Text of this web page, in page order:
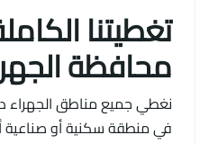
تغطيتنا
محافظة
نغطي جميع مناطق الجهراء
في منطقة سكنية أو صناعية